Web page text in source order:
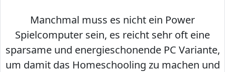
Manchmal muss es nicht ein Power
Spielcomputer sein, es reicht sehr oft eine
sparsame und energieschonende PC Variante,
um damit das Homeschooling zu machen und